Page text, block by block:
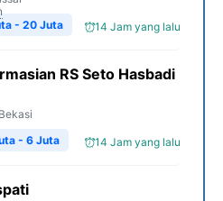
14 Jam yang lalu
- 20 Juta
RS Seto Hasbadi
14 Jam yang lalu
- 6 Juta